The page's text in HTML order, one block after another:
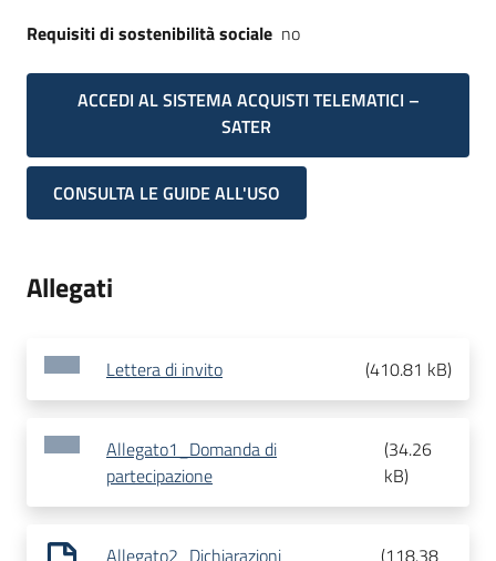
Requisiti di sostenibilità sociale no
ACCEDI AL SISTEMA ACQUISTI TELEMATICI –
SATER
CONSULTA LE GUIDE ALL'USO
Allegati
Lettera di invito (410.81 kB)
Allegato1_Domanda di
partecipazione
(34.26
kB)
Allegato2_Dichiarazioni (118.38